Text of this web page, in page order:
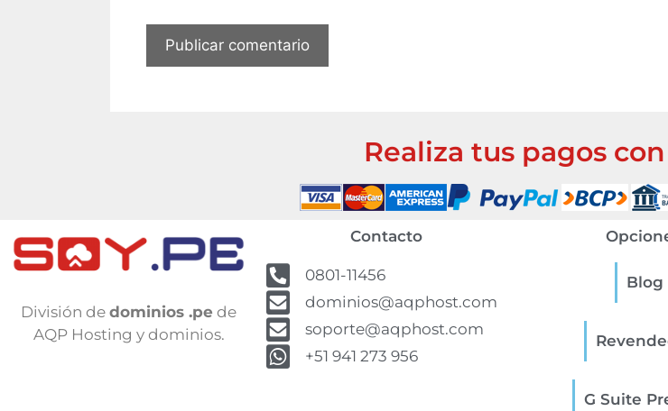
Realiza tus pagos con
División de dominios .pe de
AQP Hosting y dominios.
Contacto
0801-11456
dominios@aqphost.com
soporte@aqphost.com
+51 941 273 956
Blog
G Suite